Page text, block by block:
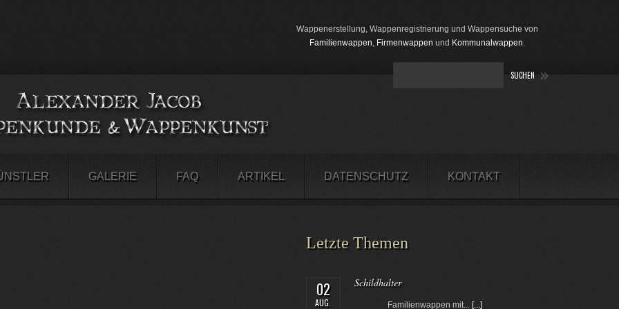
Wappenerstellung, Wappenregistrierung und Wappensuche von
Familienwappen, Firmenwappen und Kommunalwappen.
GALERIE FAQ ARTIKEL DATENSCHUTZ KONTAKT
Letzte Themen
02
AUG.
Schildhalter
Familienwappen mit... [...]